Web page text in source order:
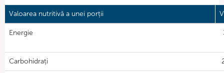
Valoarea nutritivă a unei porții
Energie
Carbohidrați